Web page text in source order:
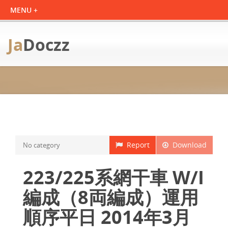
JaDoczz
Download
Report
No category
223/225系網干車 W/I
編成（8両編成）運用
順序平日 2014年3月